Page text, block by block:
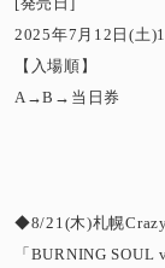
2025年7月12日(土
【入場順】
A→B→当日券
◆8/21(木)札幌
「BURNING SOUL